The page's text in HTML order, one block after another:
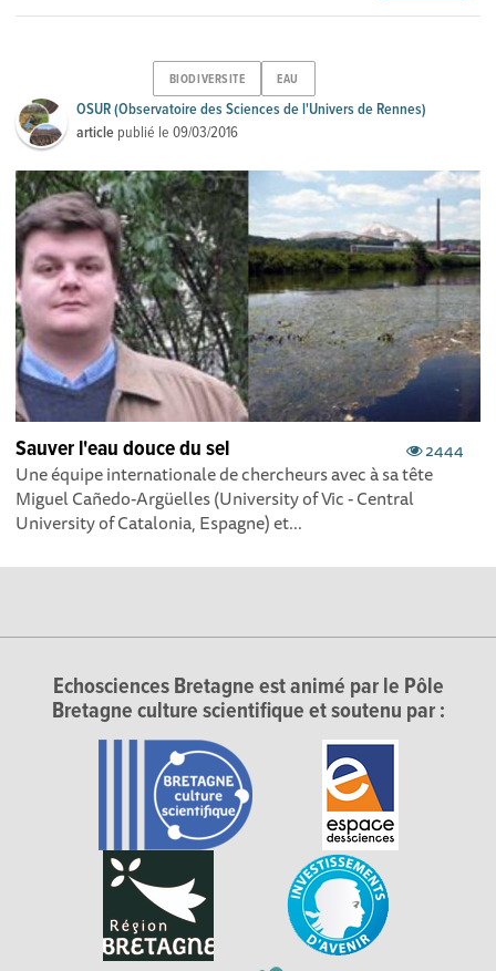
BIODIVERSITE EAU
OSUR (Observatoire des Sciences de l'Univers de Rennes)
article publié le09/03/2016
2444
Sauver l'eau douce du sel
Une équipe internationale de chercheurs avec à sa tête
Miguel Cañedo-Argüelles (University of Vic - Central
University of Catalonia, Espagne) et...
Echosciences Bretagne est animé par le Pôle
Bretagne culture scientifique et soutenu par :